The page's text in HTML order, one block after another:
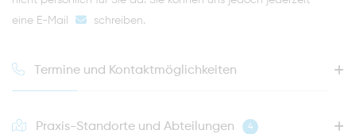
eine E-Mail
schreiben.
Termine und Kontaktmöglichkeiten
Praxis-Standorte und Abteilungen 4